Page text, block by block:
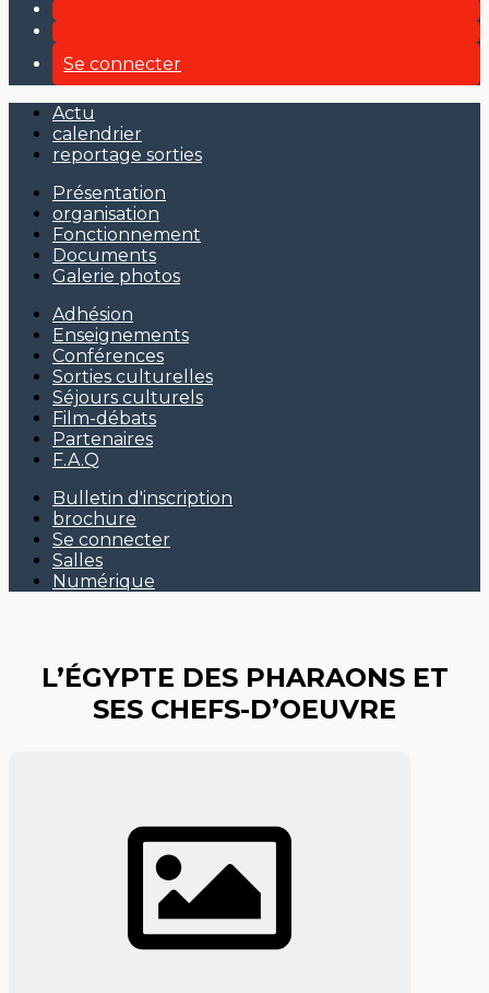
Se connecter
Actu
calendrier
reportage sorties
Présentation
organisation
Fonctionnement
Documents
Galerie photos
Adhésion
Enseignements
Conférences
Sorties culturelles
Séjours culturels
Film-débats
Partenaires
F.A.Q
Bulletin d'inscription
brochure
Se connecter
Salles
Numérique
L’ÉGYPTE DES PHARAONS ET
SES CHEFS-D’OEUVRE